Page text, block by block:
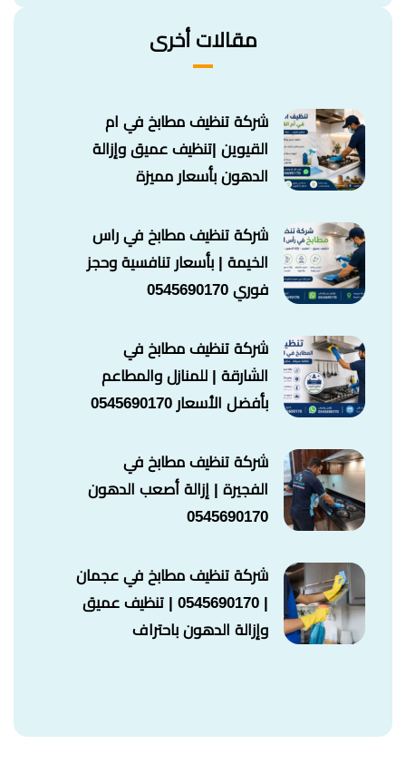
مقالات أخرى
شركة تنظيف مطابخ في ام
القيوين |تنظيف عميق وإزالة
الدهون بأسعار مميزة
شركة تنظيف مطابخ في راس
الخيمة | بأسعار تنافسية وحجز
فوري 0545690170
شركة تنظيف مطابخ في
الشارقة | للمنازل والمطاعم
بأفضل الأسعار 0545690170
شركة تنظيف مطابخ في
الفجيرة | إزالة أصعب الدهون
0545690170
شركة تنظيف مطابخ في عجمان
| 0545690170 | تنظيف عميق
وإزالة الدهون باحتراف